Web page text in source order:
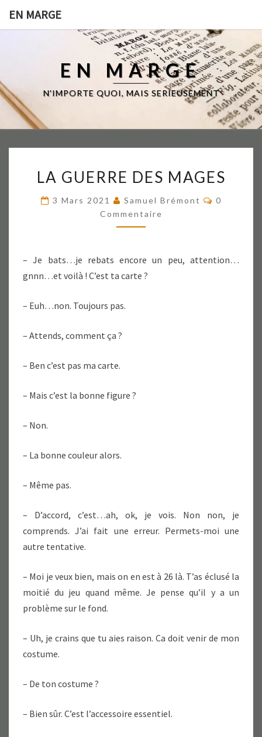
EN MARGE
EN MARGE
N'IMPORTE QUOI, MAIS SERIEUSEMENT
GUERRE
MAGES
LA GUERRE DES MAGES
3 Mars 2021 Samuel Brémont
0
Commentaire
– Je bats…je rebats encore un peu, attention…
gnnn…et voilà ! C’est ta carte ?
– Euh…non. Toujours pas.
– Attends, comment ça ?
– Ben c’est pas ma carte.
– Mais c’est la bonne figure ?
– Non.
– La bonne couleur alors.
– Même pas.
– D’accord, c’est…ah, ok, je vois. Non non, je
comprends. J’ai fait une erreur. Permets-moi une
autre tentative.
– Moi je veux bien, mais on en est à 26 là. T’as éclusé la
moitié du jeu quand même. Je pense qu’il y a un
problème sur le fond.
– Uh, je crains que tu aies raison. Ca doit venir de mon
costume.
– De ton costume ?
– Bien sûr. C’est l’accessoire essentiel.